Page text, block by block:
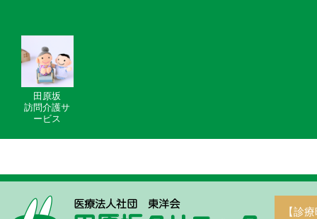
田原坂
訪問介護サ
ービス
【診